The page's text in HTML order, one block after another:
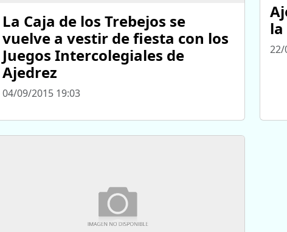
La Caja de los Trebejos se
vuelve a vestir de fiesta con los
Juegos Intercolegiales de
Ajedrez
04/09/2015 19:03
22/